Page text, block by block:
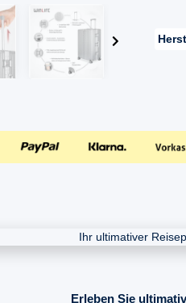
Erleben Sie